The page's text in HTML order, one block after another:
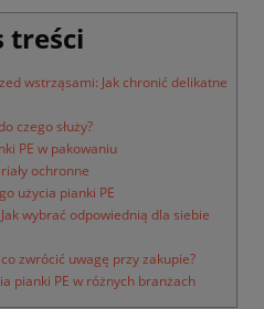
treści
wstrząsami: Jak chronić delikatne
czego służy?
PE w pakowaniu
ochronne
użycia pianki PE
wybrać odpowiednią dla siebie
zwrócić uwagę przy zakupie?
pianki PE w różnych branżach